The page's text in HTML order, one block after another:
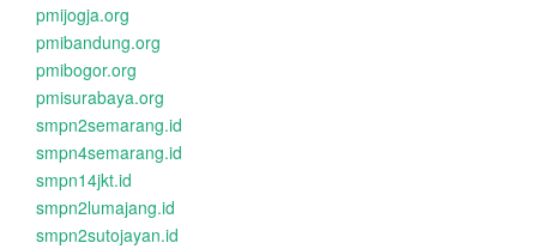
pmijogja.org
pmibandung.org
pmibogor.org
pmisurabaya.org
smpn2semarang.id
smpn4semarang.id
smpn14jkt.id
smpn2lumajang.id
smpn2sutojayan.id